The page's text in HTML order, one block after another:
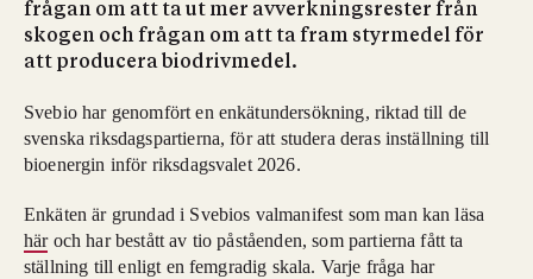
frågan om att ta ut mer avverkningsrester från
skogen och frågan om att ta fram styrmedel för
att producera biodrivmedel.
Svebio har genomfört en enkätundersökning, riktad till de
svenska riksdagspartierna, för att studera deras inställning till
bioenergin inför riksdagsvalet 2026.
Enkäten är grundad i Svebios valmanifest som man kan läsa
häroch har bestått av tio påståenden, som partierna fått ta
ställning till enligt en femgradig skala. Varje fråga har